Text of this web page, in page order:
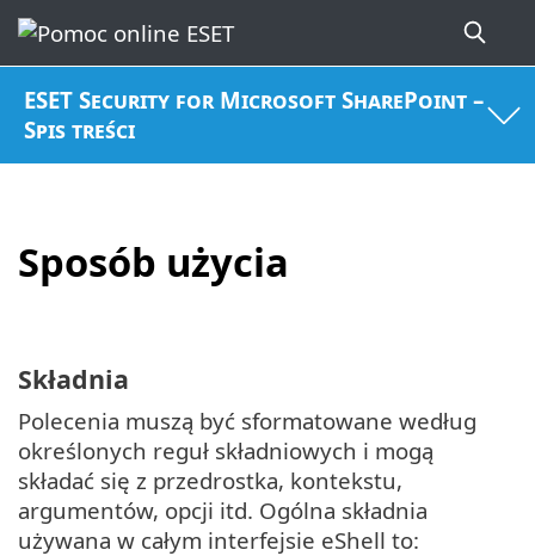
ESET Security for Microsoft SharePoint –
Spis treści
Sposób użycia
Składnia
Polecenia muszą być sformatowane według
określonych reguł składniowych i mogą
składać się z przedrostka, kontekstu,
argumentów, opcji itd. Ogólna składnia
używana w całym interfejsie eShell to: